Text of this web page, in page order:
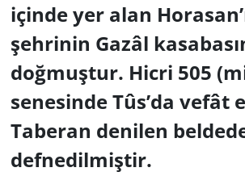
içinde yer alan
şehrinin Gazâl
doğmuştur. Hicri 505
senesinde Tûs’da vefât
Taberan denilen
defnedilmiştir.